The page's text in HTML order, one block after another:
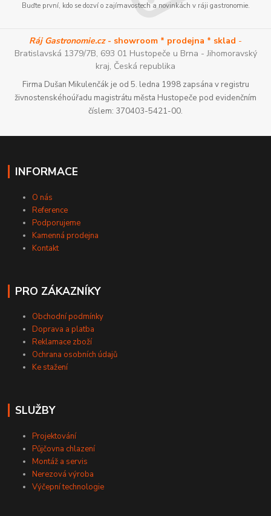
Buďte první, kdo se dozví o zajímavostech a novinkách v ráji gastronomie.
Ráj Gastronomie.cz- showroom * prodejna * sklad -
Bratislavská 1379/7B, 693 01 Hustopeče u Brna - Jihomoravský
kraj, Česká republika
Firma Dušan Mikulenčák je od 5. ledna 1998 zapsána v registru
živnostenskéhoúřadu magistrátu města Hustopeče pod evidenčním
číslem: 370403-5421-00.
INFORMACE
O nás
Reference
Podporujeme
Kamenná prodejna
Kontakt
PRO ZÁKAZNÍKY
Obchodní podmínky
Doprava a platba
Reklamace zboží
Ochrana osobních údajů
Ke stažení
SLUŽBY
Projektování
Půjčovna chlazení
Montáž a servis
Nerezová výroba
Výčepní technologie